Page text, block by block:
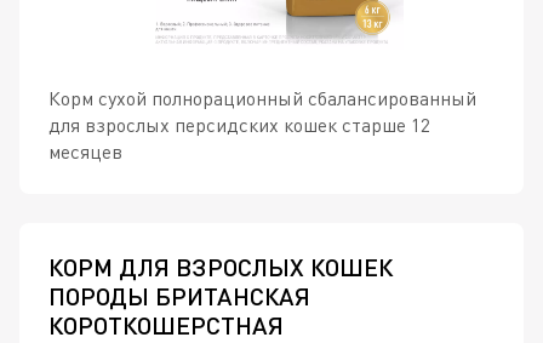
Корм сухой полнорационный сбалансированный
для взрослых персидских кошек старше 12
месяцев
КОРМ ДЛЯ ВЗРОСЛЫХ КОШЕК
ПОРОДЫ БРИТАНСКАЯ
КОРОТКОШЕРСТНАЯ